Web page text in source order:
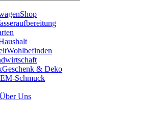
Shop
Wohlbefinden
Geschenk & Deko
EM-Schmuck
Über Uns